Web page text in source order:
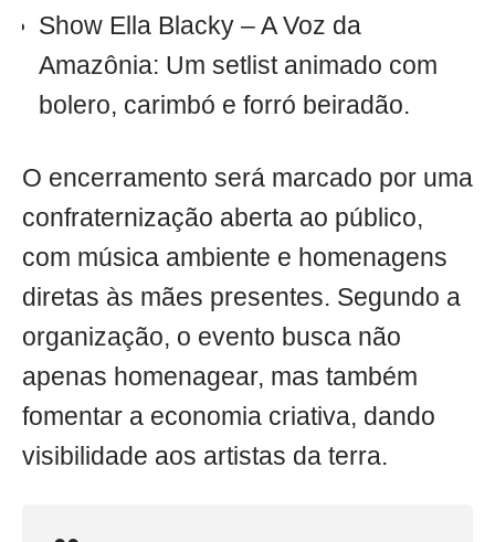
Show Ella Blacky – A Voz da
Amazônia: Um setlist animado com
bolero, carimbó e forró beiradão.
O encerramento será marcado por uma
confraternização aberta ao público,
com música ambiente e homenagens
diretas às mães presentes. Segundo a
organização, o evento busca não
apenas homenagear, mas também
fomentar a economia criativa, dando
visibilidade aos artistas da terra.